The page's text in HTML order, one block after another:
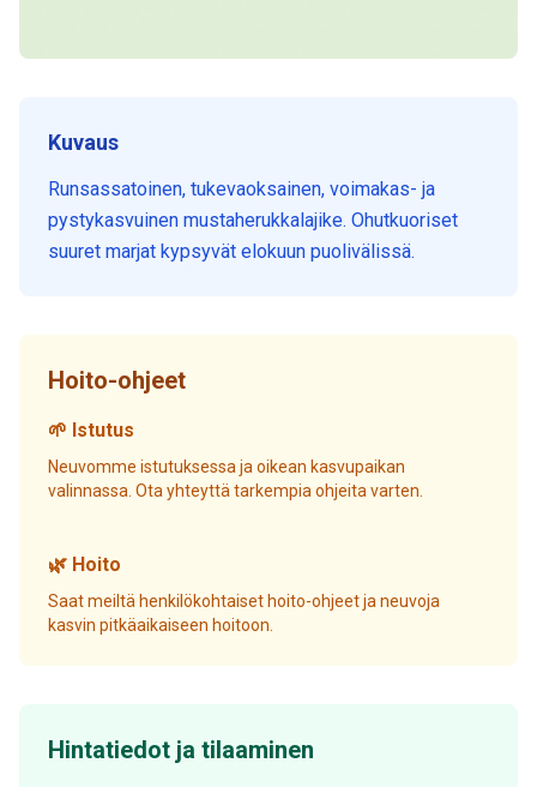
Kuvaus
Runsassatoinen, tukevaoksainen, voimakas- ja
pystykasvuinen mustaherukkalajike. Ohutkuoriset
suuret marjat kypsyvät elokuun puolivälissä.
Hoito-ohjeet
🌱 Istutus
Neuvomme istutuksessa ja oikean kasvupaikan
valinnassa. Ota yhteyttä tarkempia ohjeita varten.
🌿 Hoito
Saat meiltä henkilökohtaiset hoito-ohjeet ja neuvoja
kasvin pitkäaikaiseen hoitoon.
Hintatiedot ja tilaaminen